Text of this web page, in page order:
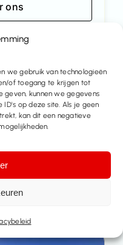
we gebruik van technologieën
of toegang te krijgen tot
kunnen we gegevens
op deze site. Als je geen
kan dit een negatieve
ons